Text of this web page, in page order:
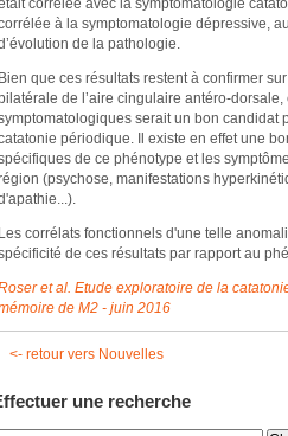
corrélée avec la symptomatologie
à la symptomatologie dépressive,
de la pathologie.
Bien que ces résultats restent à confirmer
bilatérale de l’aire cingulaire antéro-
serait un bon candidat
périodique. Il existe en effet une
de ce phénotype et les
(psychose, manifestations
Les corrélats fonctionnels d'une telle
de ces résultats par rapport au
et al. Etude exploratoire de la
de M2 - juin 2016
<- retour vers Nouvelles
une recherche